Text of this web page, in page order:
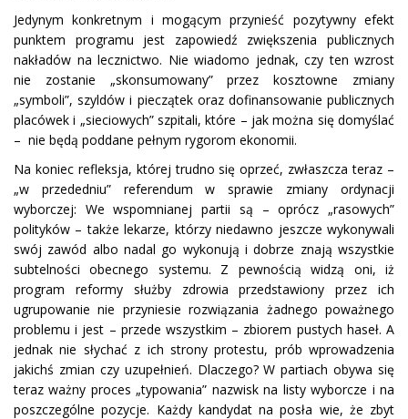
Jedynym konkretnym i mogącym przynieść pozytywny efekt
punktem programu jest zapowiedź zwiększenia publicznych
nakładów na lecznictwo. Nie wiadomo jednak, czy ten wzrost
nie zostanie „skonsumowany” przez kosztowne zmiany
„symboli”, szyldów i pieczątek oraz dofinansowanie publicznych
placówek i „sieciowych” szpitali, które – jak można się domyślać
– nie będą poddane pełnym rygorom ekonomii.
Na koniec refleksja, której trudno się oprzeć, zwłaszcza teraz –
„w przededniu” referendum w sprawie zmiany ordynacji
wyborczej: We wspomnianej partii są – oprócz „rasowych”
polityków – także lekarze, którzy niedawno jeszcze wykonywali
swój zawód albo nadal go wykonują i dobrze znają wszystkie
subtelności obecnego systemu. Z pewnością widzą oni, iż
program reformy służby zdrowia przedstawiony przez ich
ugrupowanie nie przyniesie rozwiązania żadnego poważnego
problemu i jest – przede wszystkim – zbiorem pustych haseł. A
jednak nie słychać z ich strony protestu, prób wprowadzenia
jakichś zmian czy uzupełnień. Dlaczego? W partiach obywa się
teraz ważny proces „typowania” nazwisk na listy wyborcze i na
poszczególne pozycje. Każdy kandydat na posła wie, że zbyt